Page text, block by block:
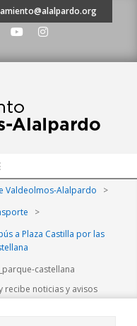
Valdeolmos-Alalpardo
>
>
a Plaza Castilla por las
castellana
noticias y avisos